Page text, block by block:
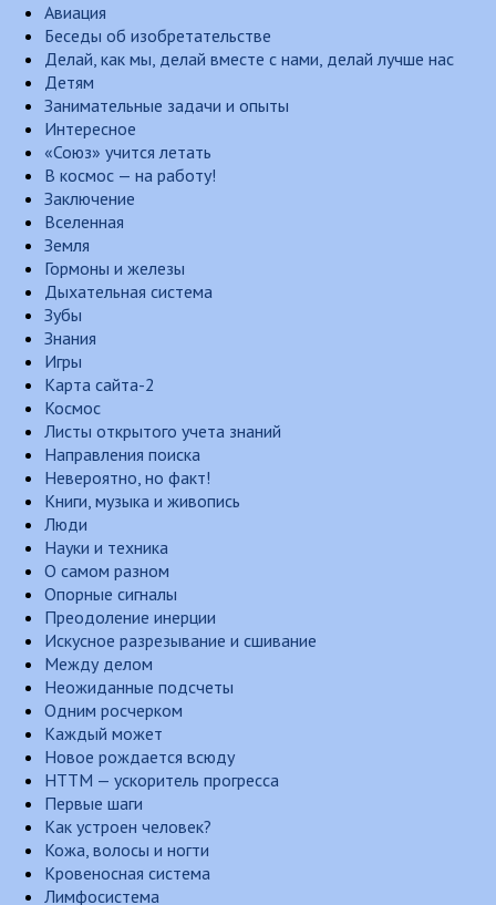
Авиация
Беседы об изобретательстве
Делай, как мы, делай вместе с нами, делай лучше нас
Детям
Занимательные задачи и опыты
Интересное
«Союз» учится летать
В космос — на работу!
Заключение
Вселенная
Земля
Гормоны и железы
Дыхательная система
Зубы
Знания
Игры
Карта сайта-2
Космос
Листы открытого учета знаний
Направления поиска
Невероятно, но факт!
Книги, музыка и живопись
Люди
Науки и техника
О самом разном
Опорные сигналы
Преодоление инерции
Искусное разрезывание и сшивание
Между делом
Неожиданные подсчеты
Одним росчерком
Каждый может
Новое рождается всюду
НТТМ — ускоритель прогресса
Первые шаги
Как устроен человек?
Кожа, волосы и ногти
Кровеносная система
Лимфосистема